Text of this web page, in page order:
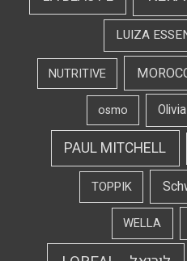
LUIZA
NUTRITIVE
osmo
PAUL MITCHELL
TOPPIK
WELLA